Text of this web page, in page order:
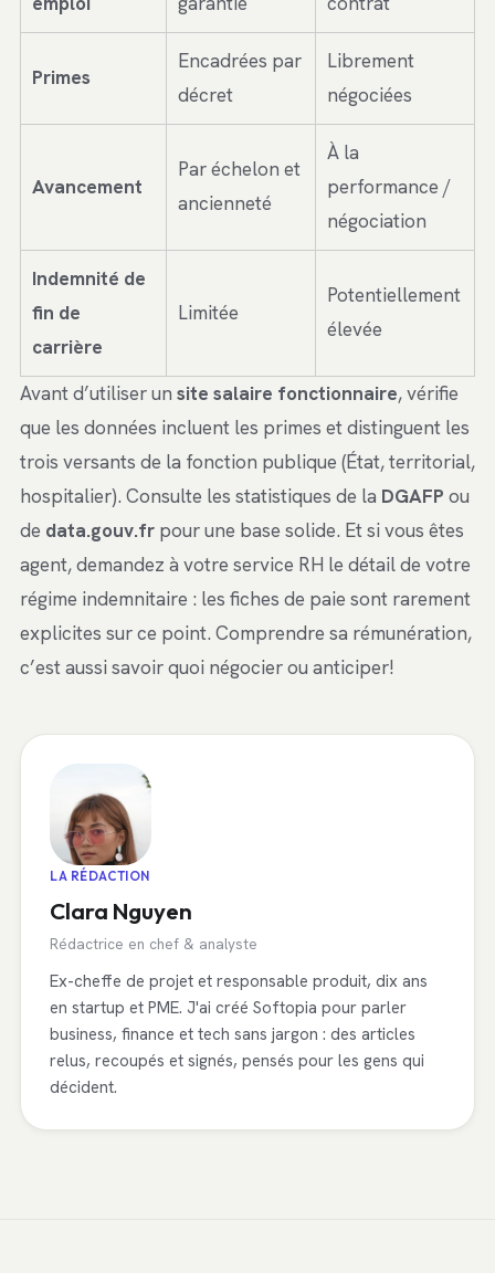
Primes
Encadrées par
décret
Librement
négociées
Avancement
Par échelon et
ancienneté
À la
performance /
négociation
Indemnité de
fin de
carrière
Limitée
Potentiellement
élevée
Avant d’utiliser un site salaire fonctionnaire, vérifie
que les données incluent les primes et distinguent les
trois versants de la fonction publique (État, territorial,
hospitalier). Consulte les statistiques de la DGAFP ou
de data.gouv.fr pour une base solide. Et si vous êtes
agent, demandez à votre service RH le détail de votre
régime indemnitaire : les fiches de paie sont rarement
explicites sur ce point. Comprendre sa rémunération,
c’est aussi savoir quoi négocier ou anticiper!
LA RÉDACTION
Clara Nguyen
Rédactrice en chef & analyste
Ex-cheffe de projet et responsable produit, dix ans
en startup et PME. J'ai créé Softopia pour parler
business, finance et tech sans jargon : des articles
relus, recoupés et signés, pensés pour les gens qui
décident.